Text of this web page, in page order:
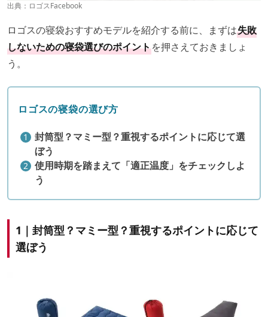
出典： ロゴスFacebook
ロゴスの寝袋おすすめモデルを紹介する前に、まずは失敗
しないための寝袋選びのポイントを押さえておきましょ
う。
ロゴスの寝袋の選び方
封筒型？マミー型？重視するポイントに応じて選
ぼう
使用時期を踏まえて「適正温度」をチェックしよ
う
1｜封筒型？マミー型？重視するポイントに応じて
選ぼう